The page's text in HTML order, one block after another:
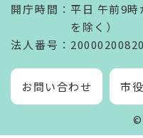
開庁時間 ： 平日 午前9時
を除く）
法人番号 ：
お問い合わせ 市
©